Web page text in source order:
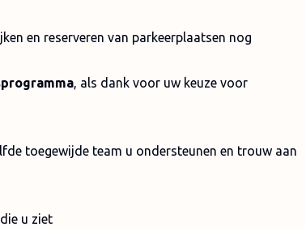
en reserveren van parkeerplaatsen nog
, als dank voor uw keuze voor
toegewijde team u ondersteunen en trouw aan
u ziet